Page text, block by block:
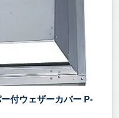
付ウェザーカバー P-